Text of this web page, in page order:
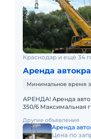
Краснодар и ещё 34
Аренда
Минимальное время
АРЕНДА! Аренда
350/6 Максимальная
Другие объявления
Аренда
Цена по